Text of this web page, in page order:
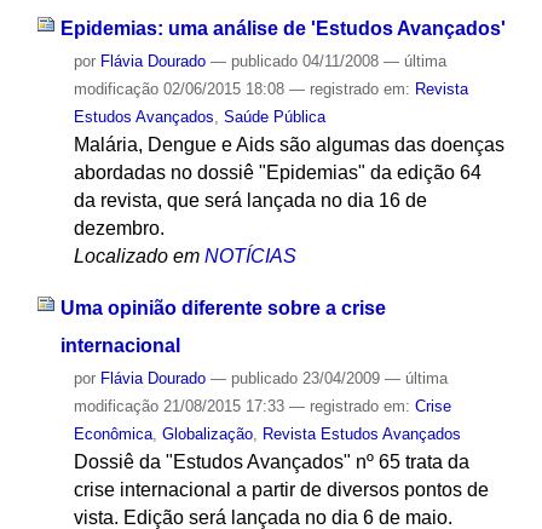
Epidemias: uma análise de 'Estudos Avançados'
por Flávia Dourado — publicado04/11/2008 — última
modificação02/06/2015 18:08 — registrado em: Revista
Estudos Avançados, Saúde Pública
Malária, Dengue e Aids são algumas das doenças
abordadas no dossiê "Epidemias" da edição 64
da revista, que será lançada no dia 16 de
dezembro.
Localizado em NOTÍCIAS
Uma opinião diferente sobre a crise
internacional
por Flávia Dourado — publicado23/04/2009 — última
modificação21/08/2015 17:33 — registrado em: Crise
Econômica, Globalização, Revista Estudos Avançados
Dossiê da "Estudos Avançados" nº 65 trata da
crise internacional a partir de diversos pontos de
vista. Edição será lançada no dia 6 de maio.